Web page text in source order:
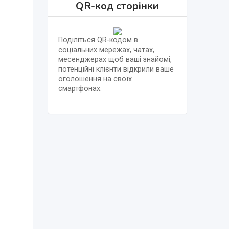
QR-код сторінки
Поділіться QR-кодом в
соціальних мережах, чатах,
месенджерах щоб ваші знайомі,
потенційні клієнти відкрили ваше
оголошення на своїх
смартфонах.